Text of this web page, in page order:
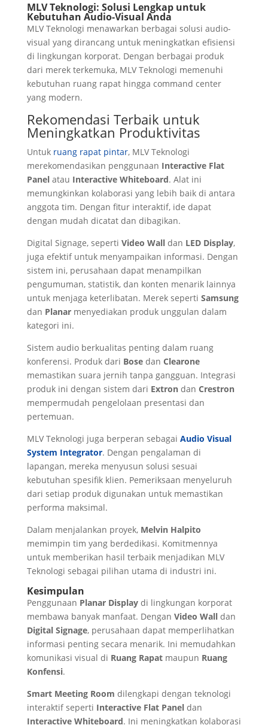
MLV Teknologi: Solusi Lengkap untuk
Kebutuhan Audio-Visual Anda
MLV Teknologi menawarkan berbagai solusi audio-
visual yang dirancang untuk meningkatkan efisiensi
di lingkungan korporat. Dengan berbagai produk
dari merek terkemuka, MLV Teknologi memenuhi
kebutuhan ruang rapat hingga command center
yang modern.
Rekomendasi Terbaik untuk
Meningkatkan Produktivitas
Untuk ruang rapat pintar, MLV Teknologi
merekomendasikan penggunaan Interactive Flat
Panelatau Interactive Whiteboard. Alat ini
memungkinkan kolaborasi yang lebih baik di antara
anggota tim. Dengan fitur interaktif, ide dapat
dengan mudah dicatat dan dibagikan.
Digital Signage, seperti Video Walldan LED Display,
juga efektif untuk menyampaikan informasi. Dengan
sistem ini, perusahaan dapat menampilkan
pengumuman, statistik, dan konten menarik lainnya
untuk menjaga keterlibatan. Merek seperti Samsung
dan Planarmenyediakan produk unggulan dalam
kategori ini.
Sistem audio berkualitas penting dalam ruang
konferensi. Produk dari Bosedan Clearone
memastikan suara jernih tanpa gangguan. Integrasi
produk ini dengan sistem dari Extrondan Crestron
mempermudah pengelolaan presentasi dan
pertemuan.
MLV Teknologi juga berperan sebagai Audio Visual
System Integrator. Dengan pengalaman di
lapangan, mereka menyusun solusi sesuai
kebutuhan spesifik klien. Pemeriksaan menyeluruh
dari setiap produk digunakan untuk memastikan
performa maksimal.
Dalam menjalankan proyek, Melvin Halpito
memimpin tim yang berdedikasi. Komitmennya
untuk memberikan hasil terbaik menjadikan MLV
Teknologi sebagai pilihan utama di industri ini.
Kesimpulan
Penggunaan Planar Displaydi lingkungan korporat
membawa banyak manfaat. Dengan Video Walldan
Digital Signage, perusahaan dapat memperlihatkan
informasi penting secara menarik. Ini memudahkan
komunikasi visual di Ruang Rapatmaupun Ruang
Konfensi.
Smart Meeting Room dilengkapi dengan teknologi
interaktif seperti Interactive Flat Paneldan
Interactive Whiteboard. Ini meningkatkan kolaborasi